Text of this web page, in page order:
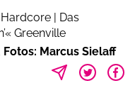
Fotos: Marcus Sielaff